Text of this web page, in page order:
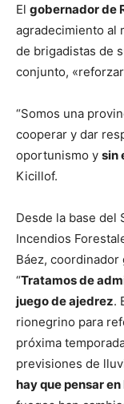
El gobernador de
agradecimiento al
de brigadistas de
conjunto,
“Somos una
cooperar y dar
oportunismo y sin
Kicillof.
Desde la base del
Incendios
Báez, coordinador
“Tratamos de
juego de ajedrez.
rionegrino para
próxima
previsiones de
hay que pensar